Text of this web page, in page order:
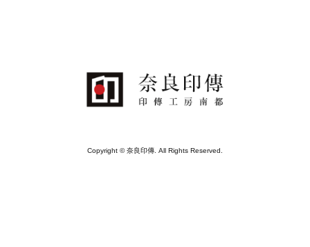
Copyright © 奈良印傳. All Rights Reserved.